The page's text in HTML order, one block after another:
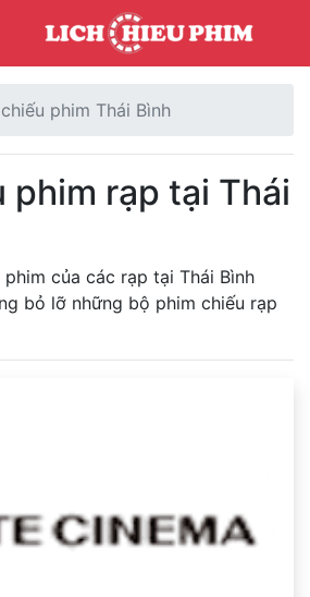
phim Thái Bình
phim rạp tại Thái
của các rạp tại Thái Bình
bỏ lỡ những bộ phim chiếu rạp